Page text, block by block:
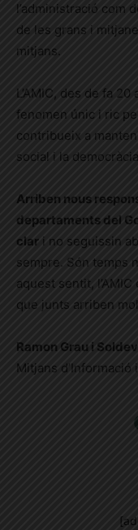
l’administració com
de les grans i
mitjans.
L’AMIC, des de fa
fenomen únic i ric
contribueix a
social i la
Arriben nous
departaments del
clar i no seguissin
sempre. Són temps
aquest sentit,
que junts arriben
Ramon Grau i
Mitjans